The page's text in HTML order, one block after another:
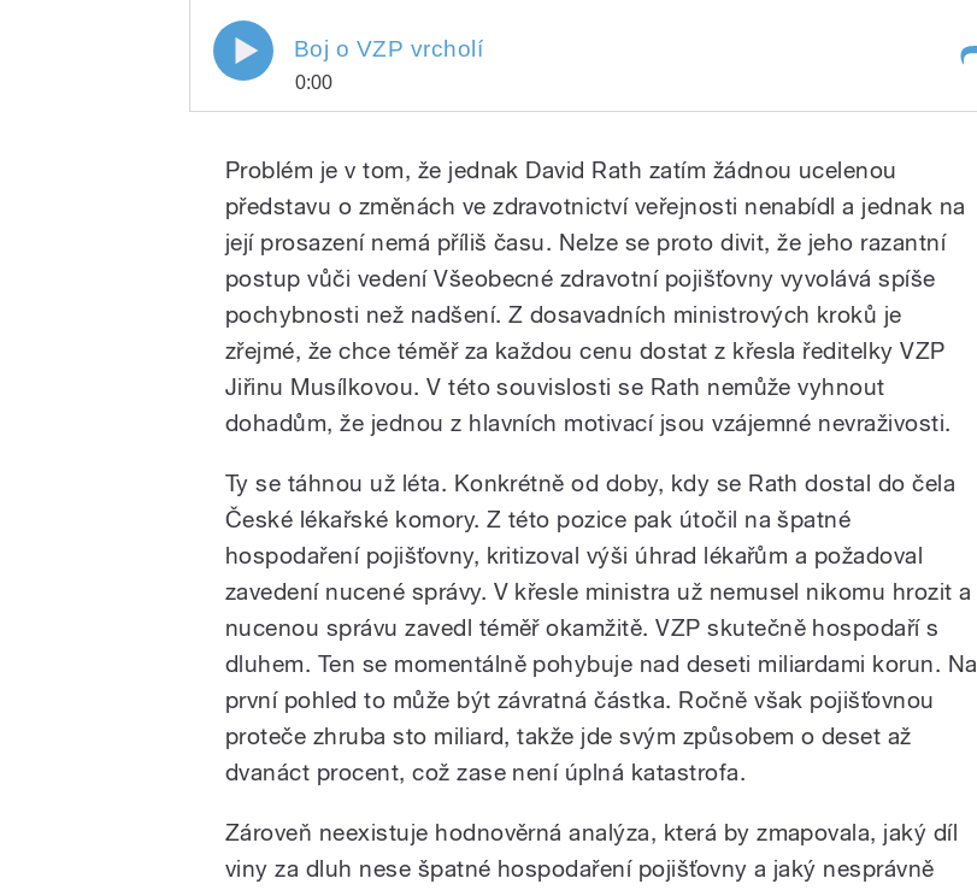
pause
Boj o VZP vrcholí
0:00
Problém je v tom, že jednak David Rath zatím žádnou ucelenou
představu o změnách ve zdravotnictví veřejnosti nenabídl a jednak na
její prosazení nemá příliš času. Nelze se proto divit, že jeho razantní
postup vůči vedení Všeobecné zdravotní pojišťovny vyvolává spíše
pochybnosti než nadšení. Z dosavadních ministrových kroků je
zřejmé, že chce téměř za každou cenu dostat z křesla ředitelky VZP
Jiřinu Musílkovou. V této souvislosti se Rath nemůže vyhnout
dohadům, že jednou z hlavních motivací jsou vzájemné nevraživosti.
Ty se táhnou už léta. Konkrétně od doby, kdy se Rath dostal do čela
České lékařské komory. Z této pozice pak útočil na špatné
hospodaření pojišťovny, kritizoval výši úhrad lékařům a požadoval
zavedení nucené správy. V křesle ministra už nemusel nikomu hrozit a
nucenou správu zavedl téměř okamžitě. VZP skutečně hospodaří s
dluhem. Ten se momentálně pohybuje nad deseti miliardami korun. Na
první pohled to může být závratná částka. Ročně však pojišťovnou
proteče zhruba sto miliard, takže jde svým způsobem o deset až
dvanáct procent, což zase není úplná katastrofa.
Zároveň neexistuje hodnověrná analýza, která by zmapovala, jaký díl
viny za dluh nese špatné hospodaření pojišťovny a jaký nesprávně